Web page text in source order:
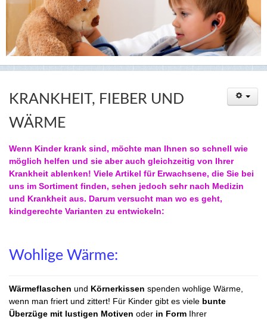
KRANKHEIT, FIEBER UND
WÄRME
Wenn Kinder krank sind, möchte man Ihnen so schnell wie
möglich helfen und sie aber auch gleichzeitig von Ihrer
Krankheit ablenken! Viele Artikel für Erwachsene, die Sie bei
uns im Sortiment finden, sehen jedoch sehr nach Medizin
und Krankheit aus. Darum versucht man wo es geht,
kindgerechte Varianten zu entwickeln:
Wohlige Wärme:
Wärmeflaschen und Körnerkissen spenden wohlige Wärme,
wenn man friert und zittert! Für Kinder gibt es viele bunte
Überzüge mit lustigen Motiven oder in Form Ihrer